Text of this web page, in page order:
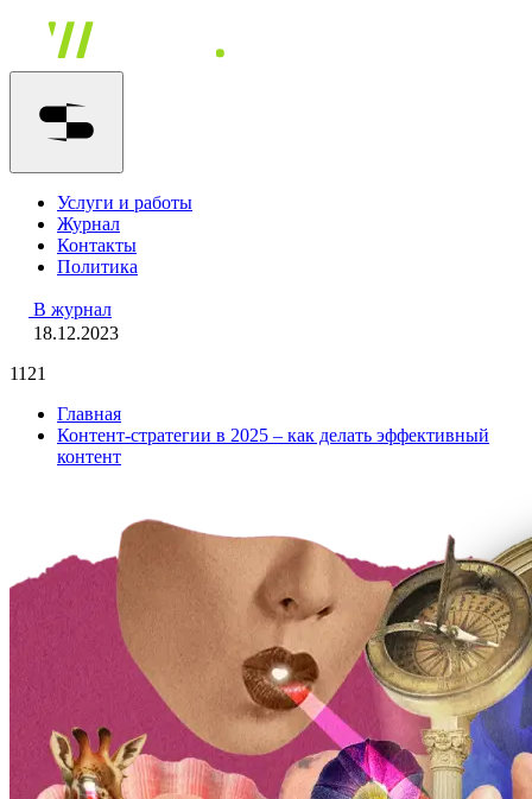
Услуги и работы
Журнал
Контакты
Политика
В журнал
18.12.2023
1121
Главная
Контент-стратегии в 2025 – как делать эффективный
контент